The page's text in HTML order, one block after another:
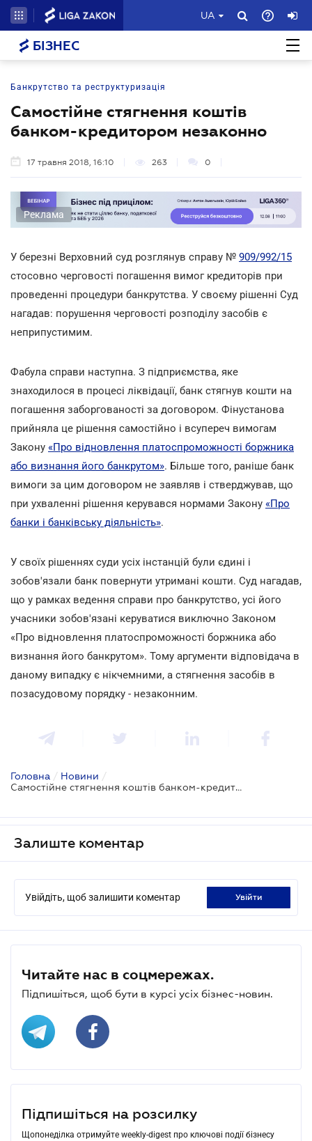
UA
БІЗНЕС
Банкрутство та реструктуризація
Самостійне стягнення коштів
банком-кредитором незаконно
17 травня 2018, 16:10 263 0
Реклама
У березні Верховний суд розглянув справу № 909/992/15
стосовно черговості погашення вимог кредиторів при
проведенні процедури банкрутства. У своєму рішенні Суд
нагадав: порушення черговості розподілу засобів є
неприпустимим.
Фабула справи наступна. З підприємства, яке
знаходилося в процесі ліквідації, банк стягнув кошти на
погашення заборгованості за договором. Фінустанова
прийняла це рішення самостійно і всупереч вимогам
Закону «Про відновлення платоспроможності боржника
або визнання його банкрутом». Більше того, раніше банк
вимоги за цим договором не заявляв і стверджував, що
при ухваленні рішення керувався нормами Закону «Про
банки і банківську діяльність».
У своїх рішеннях суди усіх інстанцій були єдині і
зобов'язали банк повернути утримані кошти. Суд нагадав,
що у рамках ведення справи про банкрутство, усі його
учасники зобов'язані керуватися виключно Законом
«Про відновлення платоспроможності боржника або
визнання його банкрутом». Тому аргументи відповідача в
даному випадку є нікчемними, а стягнення засобів в
позасудовому порядку - незаконним.
Головна / Новини /
Самостійне стягнення коштів банком-кредитором незаконно
Залиште коментар
Увійдіть, щоб залишити коментар увійти
Читайте нас в соцмережах.
Підпишіться, щоб бути в курсі усіх бізнес-новин.
Підпишіться на розсилку
Щопонеділка отримуйте weekly-digest про ключові події бізнесу